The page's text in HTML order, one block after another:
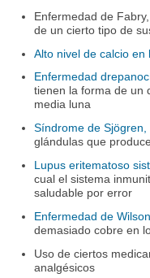
Enfermedad de
de un cierto tipo de
Alto nivel de calcio en
Enfermedad
tienen la forma de un
media luna
Síndrome de Sjögren,
glándulas que
Lupus eritematoso
cual el sistema
saludable por error
Enfermedad de
demasiado cobre en
Uso de ciertos
analgésicos